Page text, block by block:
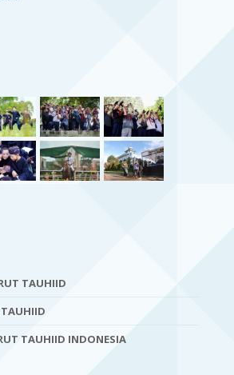
TAUHIID
TAUHIID INDONESIA